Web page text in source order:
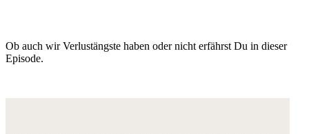
Ob auch wir Verlustängste haben oder nicht erfährst Du in dieser
Episode.